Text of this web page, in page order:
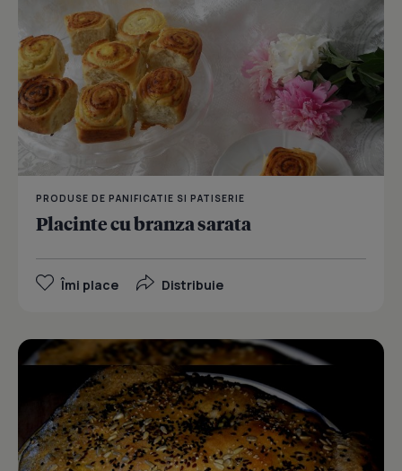
PRODUSE DE PANIFICATIE SI PATISERIE
Placinte cu branza sarata
Îmi place Distribuie